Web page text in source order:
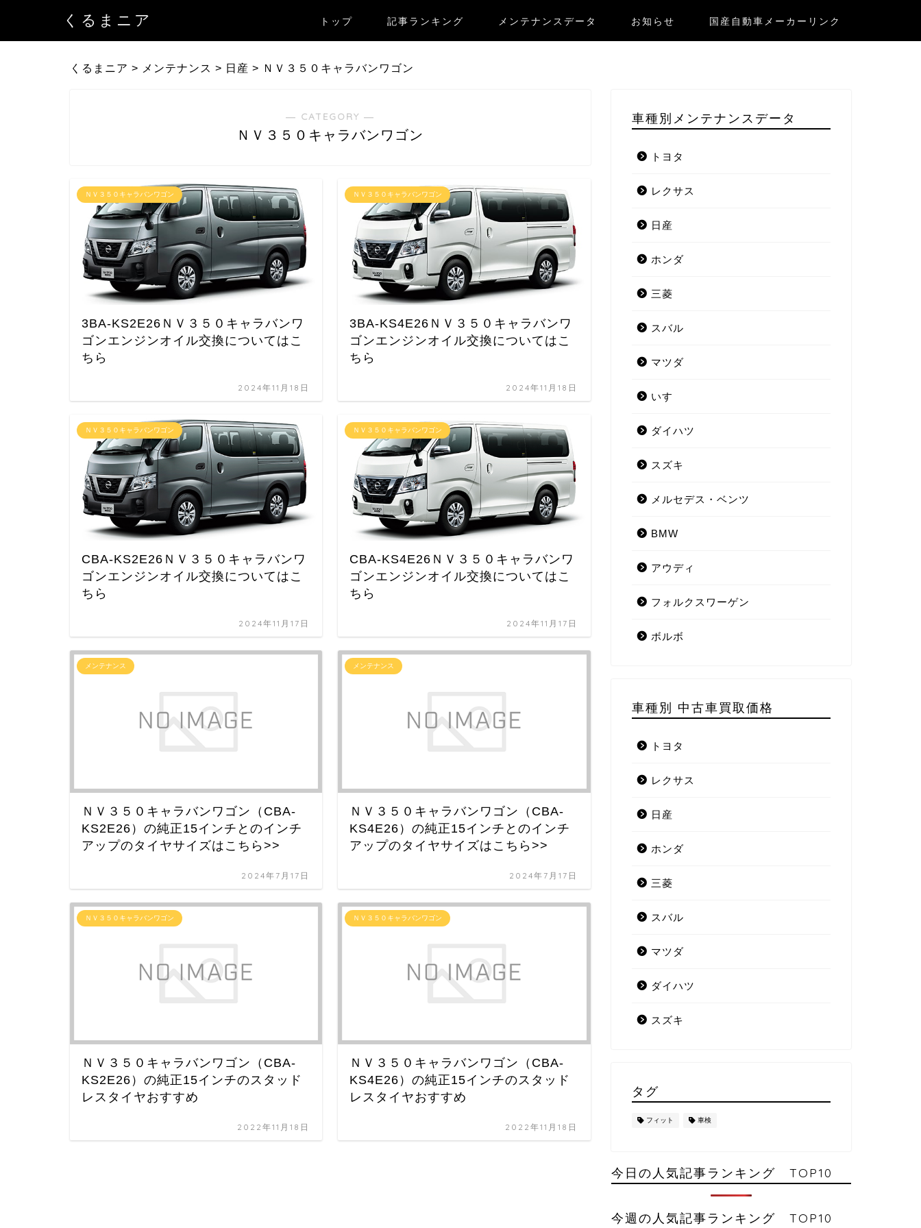
くるまニア トップ 記事ランキング メンテナンスデータ お知らせ 国産自動車メーカーリンク
くるまニア > メンテナンス > 日産 > ＮＶ３５０キャラバンワゴン
― CATEGORY ―
ＮＶ３５０キャラバンワゴン
ＮＶ３５０キャラバンワゴン
3BA-KS2E26ＮＶ３５０キャラバンワ
ゴンエンジンオイル交換についてはこ
ちら
2024年11月18日
ＮＶ３５０キャラバンワゴン
3BA-KS4E26ＮＶ３５０キャラバンワ
ゴンエンジンオイル交換についてはこ
ちら
2024年11月18日
ＮＶ３５０キャラバンワゴン
CBA-KS2E26ＮＶ３５０キャラバンワ
ゴンエンジンオイル交換についてはこ
ちら
2024年11月17日
ＮＶ３５０キャラバンワゴン
CBA-KS4E26ＮＶ３５０キャラバンワ
ゴンエンジンオイル交換についてはこ
ちら
2024年11月17日
メンテナンス
ＮＶ３５０キャラバンワゴン（CBA-
KS2E26）の純正15インチとのインチ
アップのタイヤサイズはこちら>>
2024年7月17日
メンテナンス
ＮＶ３５０キャラバンワゴン（CBA-
KS4E26）の純正15インチとのインチ
アップのタイヤサイズはこちら>>
2024年7月17日
ＮＶ３５０キャラバンワゴン
ＮＶ３５０キャラバンワゴン（CBA-
KS2E26）の純正15インチのスタッド
レスタイヤおすすめ
2022年11月18日
ＮＶ３５０キャラバンワゴン
ＮＶ３５０キャラバンワゴン（CBA-
KS4E26）の純正15インチのスタッド
レスタイヤおすすめ
2022年11月18日
車種別メンテナンスデータ
トヨタ
レクサス
日産
ホンダ
三菱
スバル
マツダ
いすゞ
ダイハツ
スズキ
メルセデス・ベンツ
BMW
アウディ
フォルクスワーゲン
ボルボ
車種別 中古車買取価格
トヨタ
レクサス
日産
ホンダ
三菱
スバル
マツダ
ダイハツ
スズキ
タグ
フィット 車検
今日の人気記事ランキング TOP10
今週の人気記事ランキング TOP10